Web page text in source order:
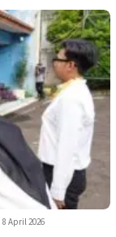
8 April 2026